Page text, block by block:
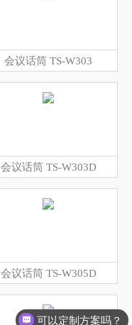
会议话筒 TS-W303
会议话筒 TS-W303D
会议话筒 TS-W305D
可以定制方案吗？